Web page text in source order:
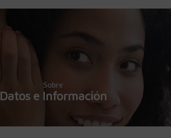
Sobre
Datos e Información